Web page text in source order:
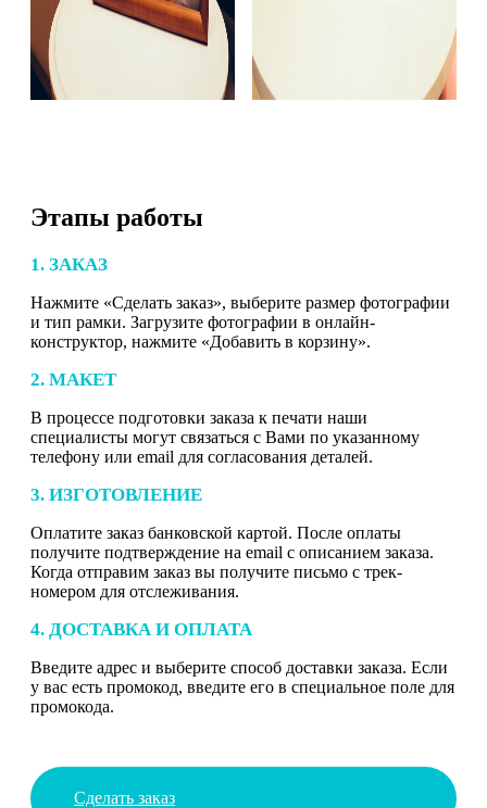
Этапы работы
1. ЗАКАЗ
Нажмите «Сделать заказ», выберите размер фотографии
и тип рамки. Загрузите фотографии в онлайн-
конструктор, нажмите «Добавить в корзину».
2. МАКЕТ
В процессе подготовки заказа к печати наши
специалисты могут связаться с Вами по указанному
телефону или email для согласования деталей.
3. ИЗГОТОВЛЕНИЕ
Оплатите заказ банковской картой. После оплаты
получите подтверждение на email с описанием заказа.
Когда отправим заказ вы получите письмо с трек-
номером для отслеживания.
4. ДОСТАВКА И ОПЛАТА
Введите адрес и выберите способ доставки заказа. Если
у вас есть промокод, введите его в специальное поле для
промокода.
Сделать заказ